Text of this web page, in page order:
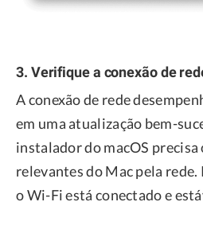
3. Verifique a conexão de
A conexão de rede
em uma atualização bem-
instalador do macOS
relevantes do Mac pela
o Wi-Fi está conectado e